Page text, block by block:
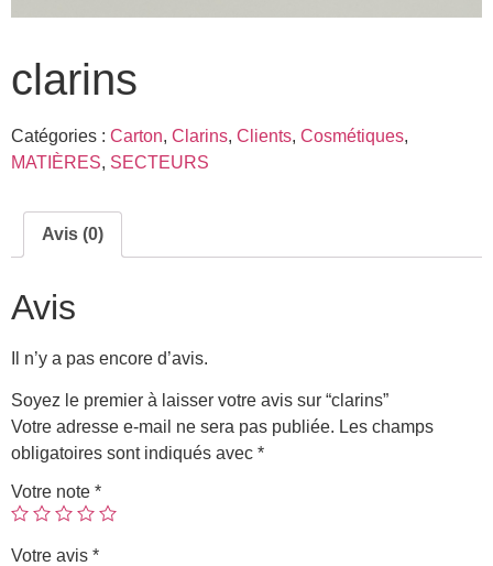
clarins
Catégories : Carton, Clarins, Clients, Cosmétiques,
MATIÈRES, SECTEURS
Avis (0)
Avis
Il n’y a pas encore d’avis.
Soyez le premier à laisser votre avis sur “clarins”
Votre adresse e-mail ne sera pas publiée. Les champs
obligatoires sont indiqués avec *
Votre note *
Votre avis *